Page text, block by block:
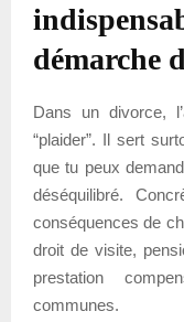
démarche
Dans un divorce,
“plaider”. Il sert
que tu peux
déséquilibré.
conséquences de
droit de visite,
prestation
communes.